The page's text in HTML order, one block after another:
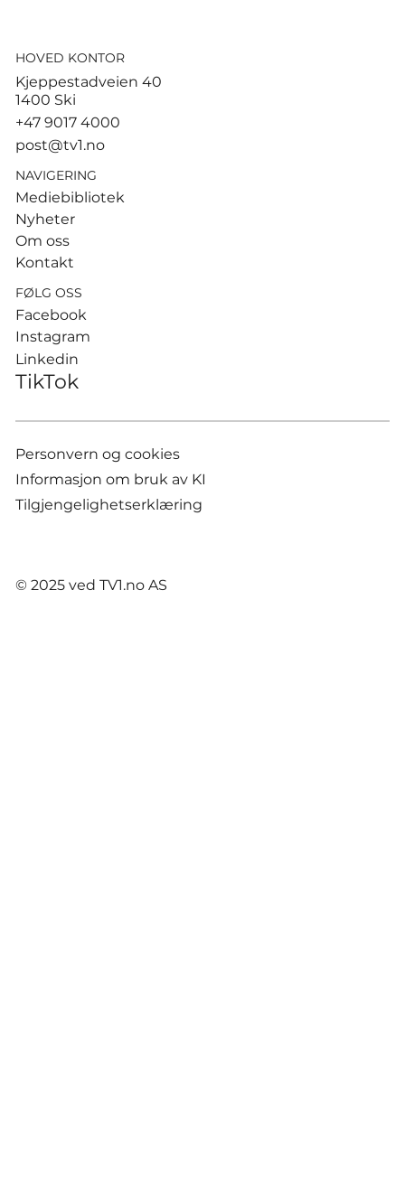
Dødsulykken i Nordre Follo: –
HOVED KONTOR
Kjeppestadveien 40
1400 Ski
+47 9017 4000
post@tv1.no
NAVIGERING
Mediebibliotek
Nyheter
Om oss
Kontakt
FØLG OSS
Facebook
Instagram
Linkedin
TikTok
Personvern og cookies
Informasjon om bruk av KI
Tilgjengelighetserklæring
© 2025 ved TV1.no AS